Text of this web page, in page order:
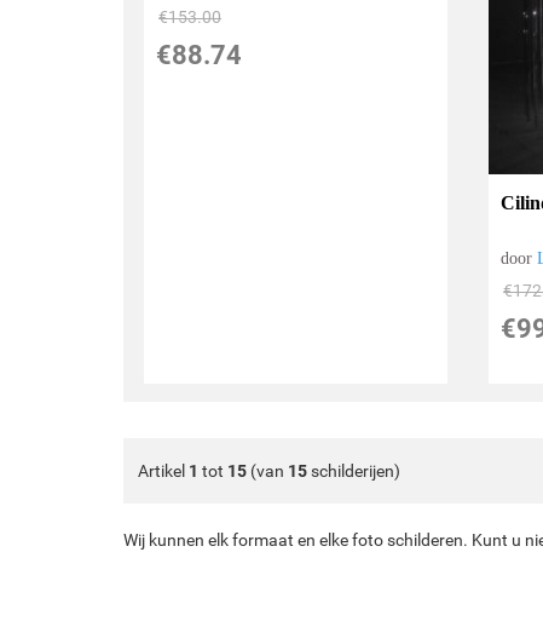
€153.00
€88.74
door
€
€
Artikel 1 tot 15 (van 15schilderijen)
Wij kunnen elk formaat en elke foto schilderen. Kunt u